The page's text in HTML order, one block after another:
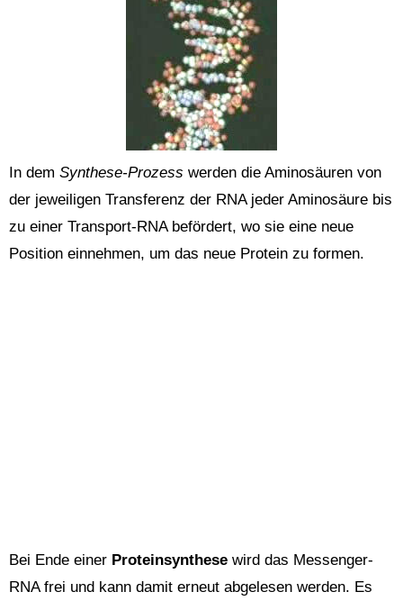
In dem Synthese-Prozess werden die Aminosäuren von
der jeweiligen Transferenz der RNA jeder Aminosäure bis
zu einer Transport-RNA befördert, wo sie eine neue
Position einnehmen, um das neue Protein zu formen.
Bei Ende einer Proteinsynthese wird das Messenger-
RNA frei und kann damit erneut abgelesen werden. Es